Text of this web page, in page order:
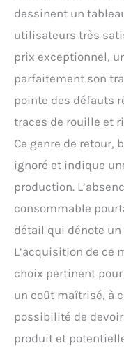
dessinent un
utilisateurs très
prix exceptionnel,
parfaitement son
pointe des défauts
traces de rouille et
Ce genre de retour,
ignoré et indique
production.
consommable
détail qui dénote
L’acquisition de ce
choix pertinent
un coût maîtrisé, à
possibilité de
produit et